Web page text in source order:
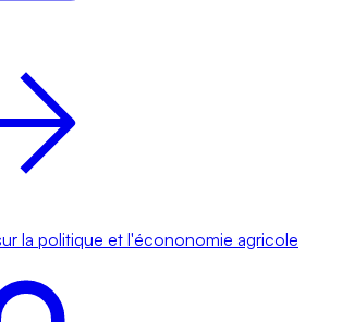
la politique et l'écononomie agricole